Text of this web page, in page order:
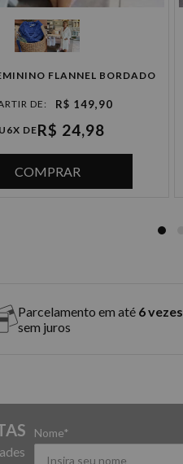
FLANNEL BORDADO
R$ 149,90
6X DER$ 24,98
COMPRAR
Parcelamento em até 6 vezes
sem juros
Nome*